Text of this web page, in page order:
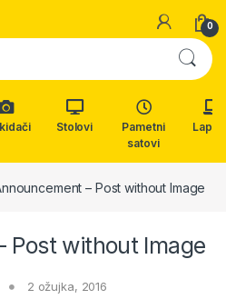
0
Stolovi
Pametni
satovi
– Post without Image
Post without Image
2 ožujka, 2016